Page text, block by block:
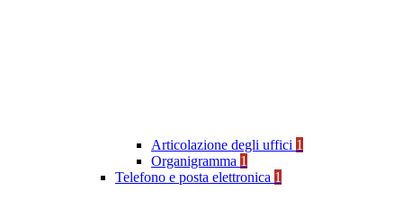
Articolazione degli uffici 1
Organigramma 1
Telefono e posta elettronica 1